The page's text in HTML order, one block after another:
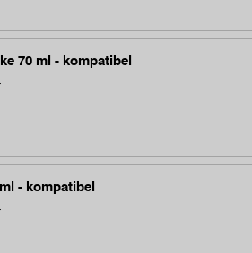
70 ml - kompatibel
- kompatibel